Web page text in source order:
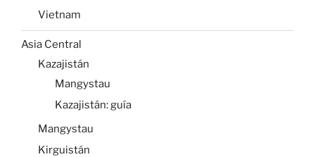
Vietnam
Asia Central
Kazajistán
Mangystau
Kazajistán: guía
Mangystau
Kirguistán